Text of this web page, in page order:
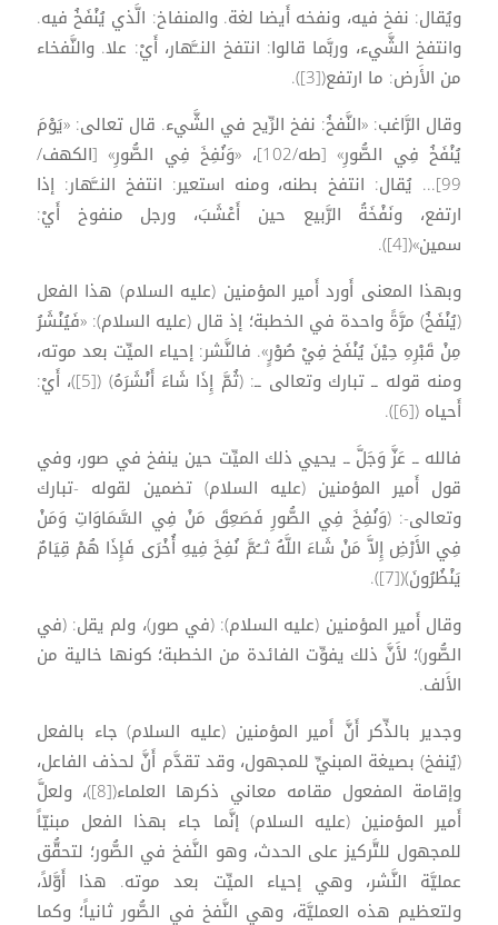
ويُقال: نفخ فيه، ونفخه أَيضا لغة. والمنفاخ: الَّذي يُنْفَخُ فيه.
وانتفخ الشَّيء، وربَّما قالوا: انتفخ النــَّهار، أَيْ: علا. والنَّفخاء
من الأَرض: ما ارتفع([3]).
وقال الرَّاغب: «النَّفخُ: نفخ الرِّيح في الشَّيء. قال تعالى: «يَوْمَ
يُنْفَخُ فِي الصُّورِ» [طه/102]، «وَنُفِخَ فِي الصُّورِ» [الكهف/
99]... يُقال: انتفخ بطنه، ومنه استعير: انتفخ النــَّهار: إذا
ارتفع، ونَفْخَةُ الرَّبيع حين أَعْشَبَ، ورجل منفوخ أَيْ:
سمين»([4]).
وبهذا المعنى أَورد أَمير المؤمنين (عليه السلام) هذا الفعل
(يُنْفَخُ) مرَّةً واحدة في الخطبة؛ إذ قال (عليه السلام): «فَيُنْشَرُ
مِنْ قَبْرِهِ حِيْنَ يُنْفَخ فِيْ صُوْرٍ». فالنَّشر: إحياء الميِّت بعد موته،
ومنه قوله ــ تبارك وتعالى ــ: (ثُمَّ إِذَا شَاءَ أَنْشَرَهُ) ([5])، أَيْ:
أَحياه ([6]).
فالله ــ عَزَّ وَجَلَّ ــ يحيي ذلك الميِّت حين ينفخ في صور، وفي
قول أَمير المؤمنين (عليه السلام) تضمين لقوله -تبارك
وتعالى-: (وَنُفِخَ فِي الصُّورِ فَصَعِقَ مَنْ فِي السَّمَاوَاتِ وَمَنْ
فِي الأَرْضِ إِلاَّ مَنْ شَاءَ اللَّهُ ثــُمَّ نُفِخَ فِيهِ أُخْرَى فَإِذَا هُمْ قِيَامٌ
يَنْظُرُونَ)([7]).
وقال أَمير المؤمنين (عليه السلام): (في صور)، ولم يقل: (في
الصُّور)؛ لأَنَّ ذلك يفوِّت الفائدة من الخطبة؛ كونها خالية من
الأَلف.
وجدير بالذِّكر أَنَّ أَمير المؤمنين (عليه السلام) جاء بالفعل
(يُنفخ) بصيغة المبنيِّ للمجهول، وقد تقدَّم أَنَّ لحذف الفاعل،
وإقامة المفعول مقامه معاني ذكرها العلماء([8])، ولعلَّ
أَمير المؤمنين (عليه السلام) إنَّما جاء بهذا الفعل مبنيّاً
للمجهول للتَّركيز على الحدث، وهو النَّفخ في الصُّور؛ لتحقُّق
عمليَّة النَّشر، وهي إحياء الميِّت بعد موته. هذا أَوَّلاً،
ولتعظيم هذه العمليَّة، وهي النَّفخ في الصُّور ثانياً؛ وكما